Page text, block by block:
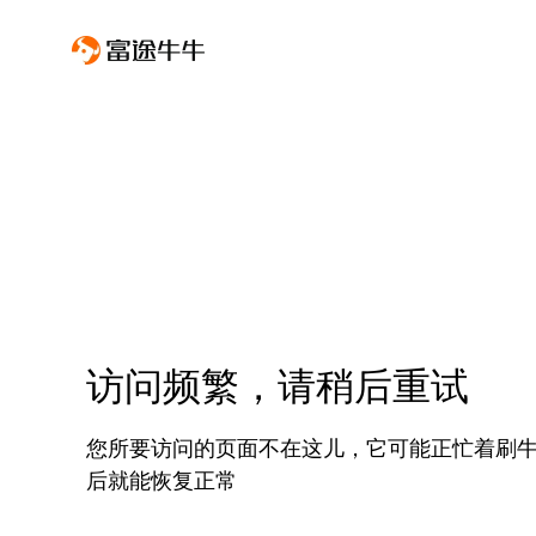
访问频繁，请稍后重试
您所要访问的页面不在这儿，它可能正忙着刷
后就能恢复正常